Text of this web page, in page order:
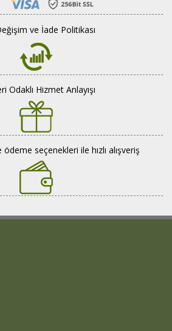
ve İade Politikası
Odaklı Hizmet Anlayışı
seçenekleri ile hızlı alışveriş